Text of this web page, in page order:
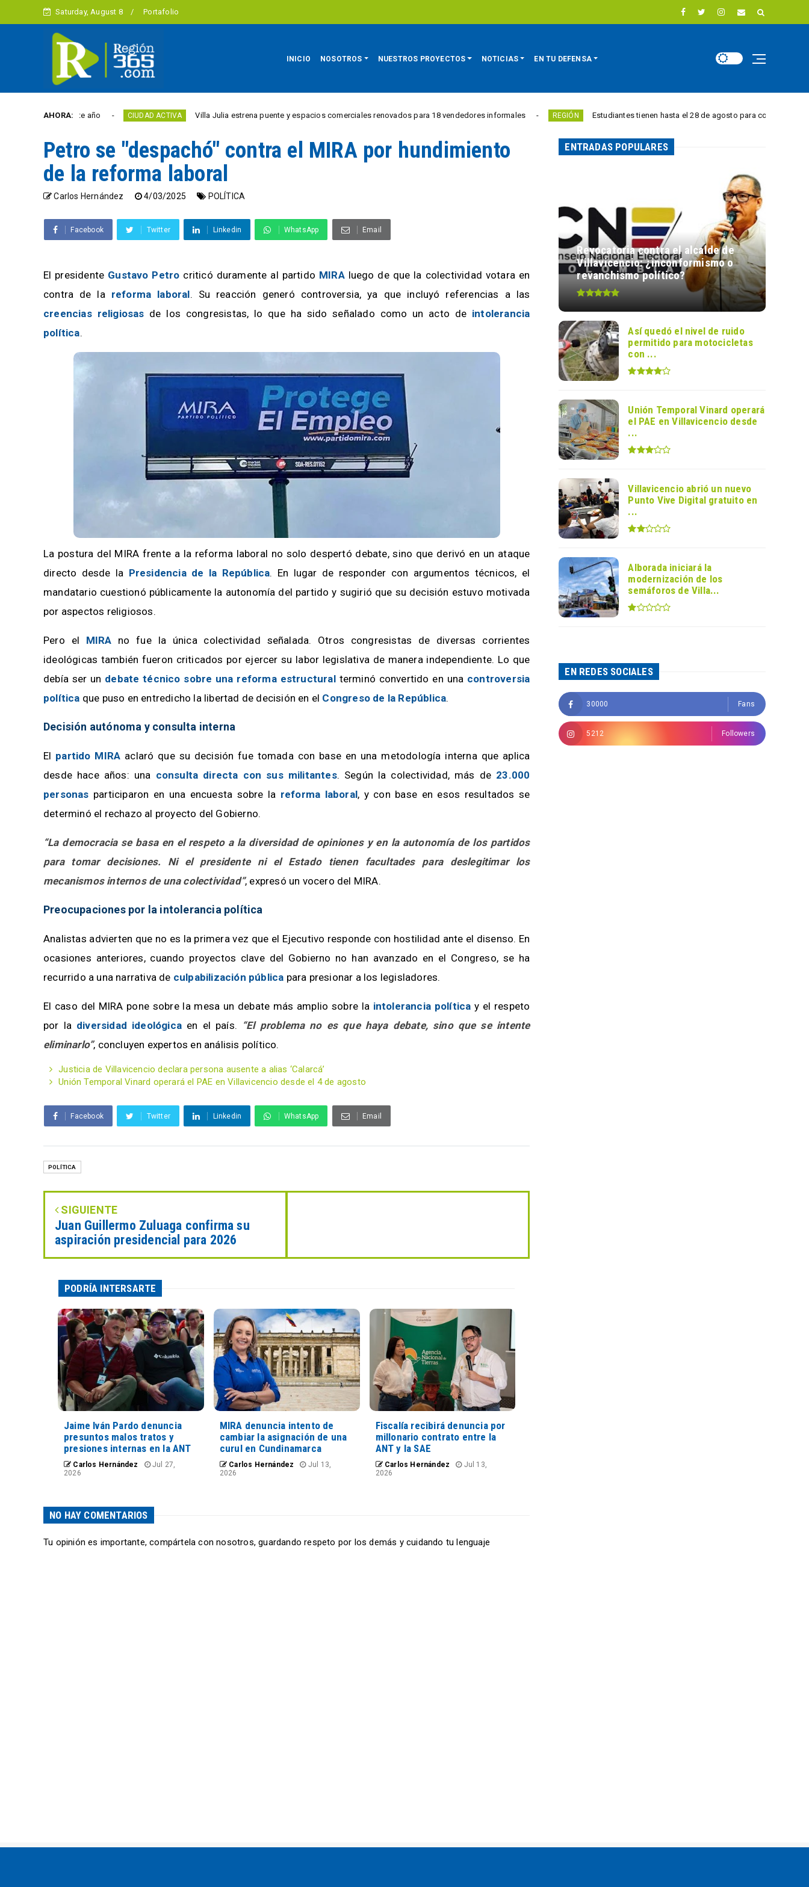
Saturday, August 8 Portafolio
INICIO NOSOTROS NUESTROS PROYECTOS NOTICIAS EN TU DEFENSA
AHORA:
este año CIUDAD ACTIVA Villa Julia estrena puente y espacios comerciales renovados para 18 vendedores informales REGIÓN Estudiantes tienen hasta el 28 de agosto para competir por 10.000
Petro se "despachó" contra el MIRA por hundimiento
de la reforma laboral
Carlos Hernández 4/03/2025 POLÍTICA
Facebook Twitter Linkedin WhatsApp Email
El presidente Gustavo Petro criticó duramente al partido MIRAluego de que la colectividad votara en
contra de la reforma laboral. Su reacción generó controversia, ya que incluyó referencias a las
creencias religiosas de los congresistas, lo que ha sido señalado como un acto de intolerancia
política.
La postura del MIRA frente a la reforma laboral no solo despertó debate, sino que derivó en un ataque
directo desde la Presidencia de la República. En lugar de responder con argumentos técnicos, el
mandatario cuestionó públicamente la autonomía del partido y sugirió que su decisión estuvo motivada
por aspectos religiosos.
Pero el MIRA no fue la única colectividad señalada. Otros congresistas de diversas corrientes
ideológicas también fueron criticados por ejercer su labor legislativa de manera independiente. Lo que
debía ser un debate técnico sobre una reforma estructural terminó convertido en una controversia
política que puso en entredicho la libertad de decisión en el Congreso de la República.
Decisión autónoma y consulta interna
El partido MIRA aclaró que su decisión fue tomada con base en una metodología interna que aplica
desde hace años: una consulta directa con sus militantes. Según la colectividad, más de 23.000
personas participaron en una encuesta sobre la reforma laboral, y con base en esos resultados se
determinó el rechazo al proyecto del Gobierno.
“La democracia se basa en el respeto a la diversidad de opiniones y en la autonomía de los partidos
para tomar decisiones. Ni el presidente ni el Estado tienen facultades para deslegitimar los
mecanismos internos de una colectividad”, expresó un vocero del MIRA.
Preocupaciones por la intolerancia política
Analistas advierten que no es la primera vez que el Ejecutivo responde con hostilidad ante el disenso. En
ocasiones anteriores, cuando proyectos clave del Gobierno no han avanzado en el Congreso, se ha
recurrido a una narrativa de culpabilización pública para presionar a los legisladores.
El caso del MIRA pone sobre la mesa un debate más amplio sobre la intolerancia política y el respeto
por la diversidad ideológica en el país. “El problema no es que haya debate, sino que se intente
eliminarlo”, concluyen expertos en análisis político.
Justicia de Villavicencio declara persona ausente a alias ‘Calarcá’
Unión Temporal Vinard operará el PAE en Villavicencio desde el 4 de agosto
Facebook Twitter Linkedin WhatsApp Email
POLÍTICA
SIGUIENTE
Juan Guillermo Zuluaga confirma su
aspiración presidencial para 2026
PODRÍA INTERSARTE
Jaime Iván Pardo denuncia
presuntos malos tratos y
presiones internas en la ANT
Carlos Hernández
Jul 27,
2026
MIRA denuncia intento de
cambiar la asignación de una
curul en Cundinamarca
Carlos Hernández
Jul 13,
2026
Fiscalía recibirá denuncia por
millonario contrato entre la
ANT y la SAE
Carlos Hernández
Jul 13,
2026
NO HAY COMENTARIOS
Tu opinión es importante, compártela con nosotros, guardando respeto por los demás y cuidando tu lenguaje
ENTRADAS POPULARES
Revocatoria contra el alcalde de
Villavicencio: ¿inconformismo o
revanchismo político?
Así quedó el nivel de ruido
permitido para motocicletas
con ...
Unión Temporal Vinard operará
el PAE en Villavicencio desde
...
Villavicencio abrió un nuevo
Punto Vive Digital gratuito en
...
Alborada iniciará la
modernización de los
semáforos de Villa...
EN REDES SOCIALES
30000 Fans
5212 Followers